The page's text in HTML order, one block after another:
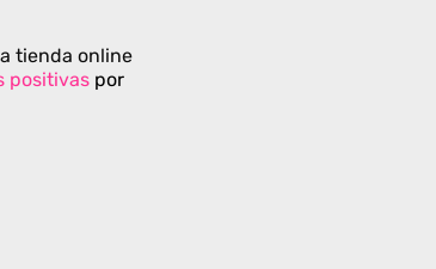
tienda online
positivas por